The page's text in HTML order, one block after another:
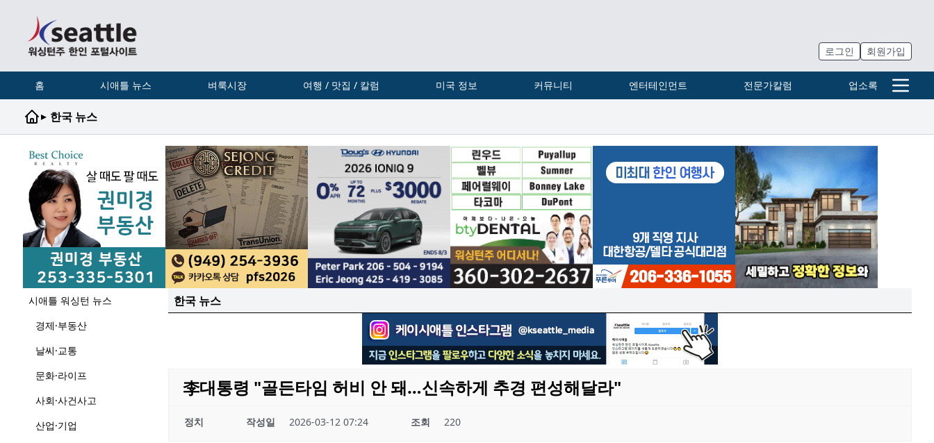
로그인 회원가입
홈 시애틀 뉴스 벼룩시장 여행 / 맛집 / 칼럼 미국 정보 커뮤니티 엔터테인먼트 전문가칼럼 업소록
▸ 한국 뉴스
시애틀 워싱턴 뉴스
경제·부동산
날씨·교통
문화·라이프
사회·사건사고
산업·기업
한국 뉴스
李대통령 "골든타임 허비 안 돼…신속하게 추경 편성해달라"
정치 작성일 2026-03-12 07:24 조회 220